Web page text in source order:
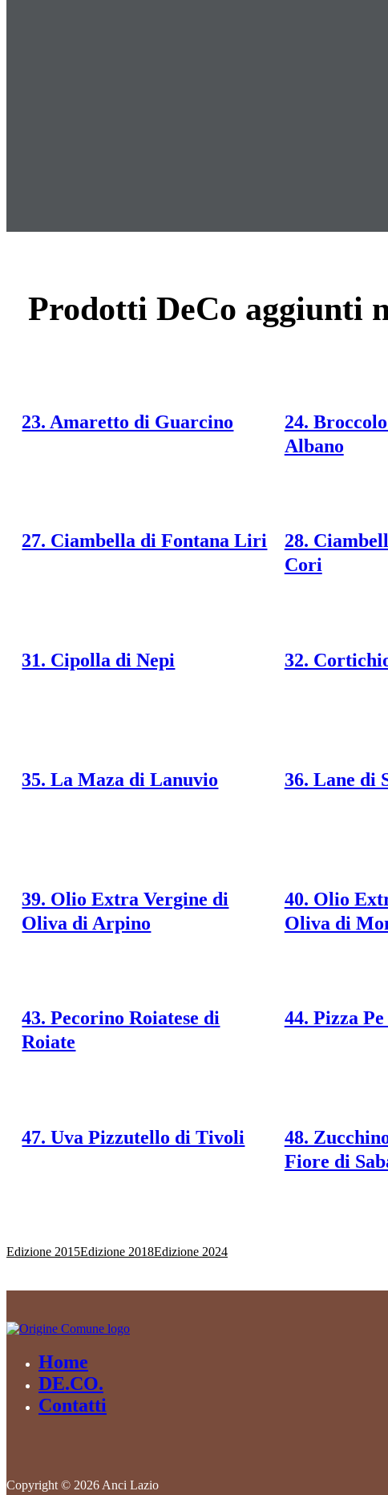
Prodotti DeCo aggiunti
23. Amaretto di Guarcino
24.
Albano
27. Ciambella di Fontana Liri
28.
Cori
31. Cipolla di Nepi 32.
35. La Maza di Lanuvio 36. Lane di
39. Olio Extra Vergine di
Oliva di Arpino
40. Olio
Oliva di
43. Pecorino Roiatese di
Roiate
44. Pizza
47. Uva Pizzutello di Tivoli
48.
Fiore di
Edizione 2015Edizione 2018Edizione 2024
Home
DE.CO.
Contatti
Copyright © 2026 Anci Lazio